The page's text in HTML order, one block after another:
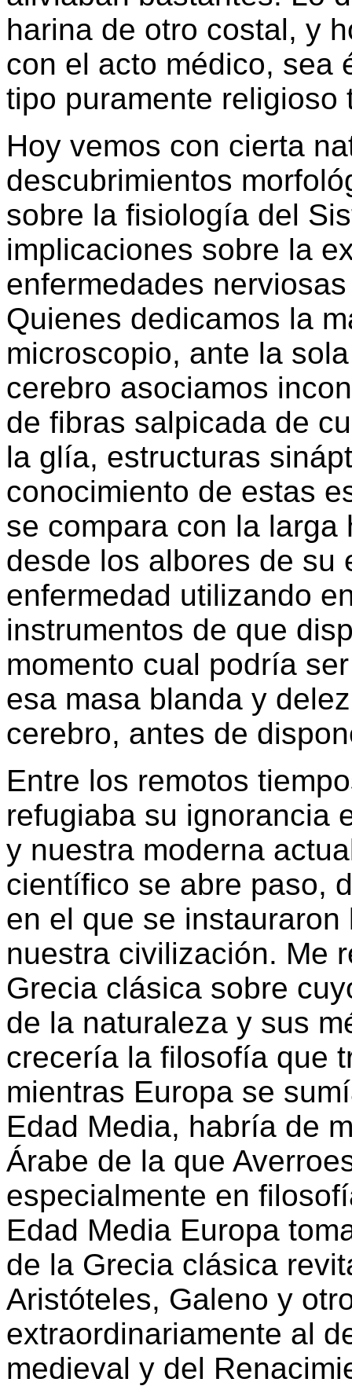
harina de otro costal, y
con el acto médico, sea
tipo puramente religioso
Hoy vemos con cierta
descubrimientos
sobre la fisiología del
implicaciones sobre la
enfermedades
Quienes dedicamos la
microscopio, ante la
cerebro asociamos
de fibras salpicada de
la glía, estructuras
conocimiento de estas
se compara con la
desde los albores de su
enfermedad utilizando
instrumentos de que
momento cual podría
esa masa blanda y
cerebro, antes de
Entre los remotos
refugiaba su ignorancia
y nuestra moderna
científico se abre paso,
en el que se
nuestra civilización. Me
Grecia clásica sobre
de la naturaleza y sus
crecería la filosofía que
mientras Europa se
Edad Media, habría de
Árabe de la que
especialmente en
Edad Media Europa
de la Grecia clásica
Aristóteles, Galeno y
extraordinariamente al
medieval y del